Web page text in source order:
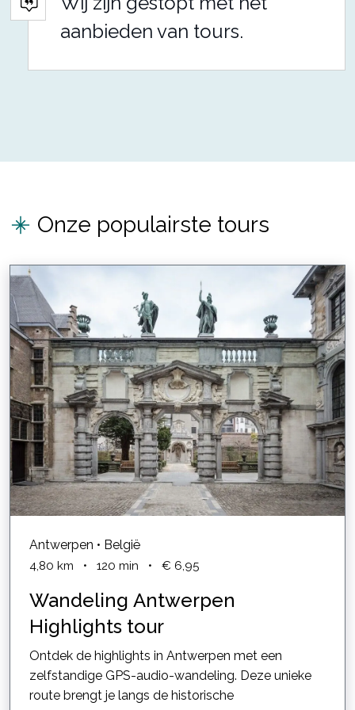
aanbieden van tours.
Onze populairste tours
Antwerpen • België
4,80 km • 120 min • € 6,95
Wandeling Antwerpen
Highlights tour
Ontdek de highlights in Antwerpen met een
zelfstandige GPS-audio-wandeling. Deze unieke
route brengt je langs de historische